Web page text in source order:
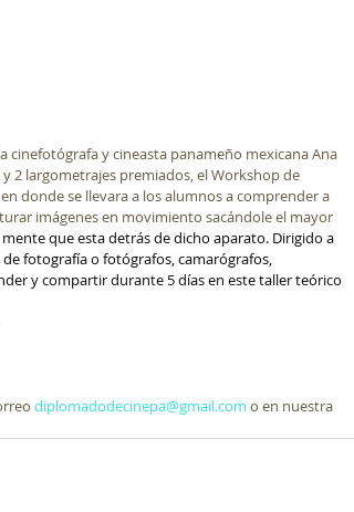
cinefotógrafa y cineasta panameño mexicana Ana
2 largometrajes premiados, el Workshop de
donde se llevara a los alumnos a comprender a
imágenes en movimiento sacándole el mayor
que esta detrás de dicho aparato. Dirigido a
fotografía o fotógrafos, camarógrafos,
y compartir durante 5 días en este taller teórico
diplomadodecinepa@gmail.com o en nuestra